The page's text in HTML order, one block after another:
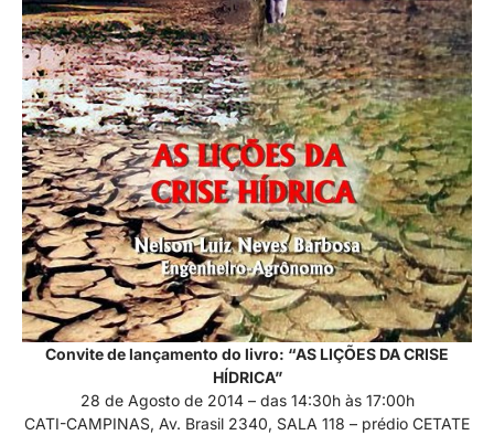
Convite de lançamento do livro: “AS LIÇÕES DA CRISE
HÍDRICA”
28 de Agosto de 2014 – das 14:30h às 17:00h
CATI-CAMPINAS, Av. Brasil 2340, SALA 118 – prédio CETATE